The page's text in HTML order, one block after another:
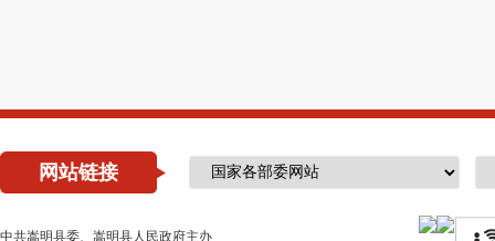
网站链接
中共嵩明县委、嵩明县人民政府主办